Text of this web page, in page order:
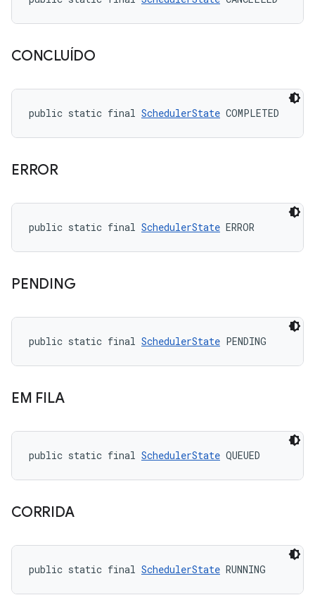
CONCLUÍDO
public static final SchedulerState COMPLETED
ERROR
public static final SchedulerState ERROR
PENDING
public static final SchedulerState PENDING
EM FILA
public static final SchedulerState QUEUED
CORRIDA
public static final SchedulerState RUNNING